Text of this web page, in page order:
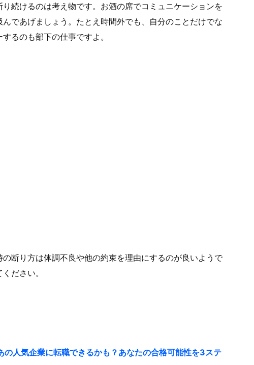
続けるのは考え物です。お酒の席でコミュニケーションを
であげましょう。たとえ時間外でも、自分のことだけでな
るのも部下の仕事ですよ。
断り方は体調不良や他の約束を理由にするのが良いようで
ださい。
の人気企業に転職できるかも？あなたの合格可能性を3ステ